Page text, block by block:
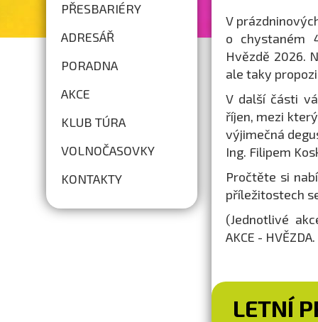
PŘESBARIÉRY
ADRESÁŘ
PORADNA
AKCE
KLUB TÚRA
VOLNOČASOVKY
KONTAKTY
V
o chystaném
Hvězdě 2026.
ale taky
V další části
říjen, mezi
výjimečná
Ing. Filipem
Pročtěte si
příležitostech
(Jednotlivé
AKCE -
LETNÍ